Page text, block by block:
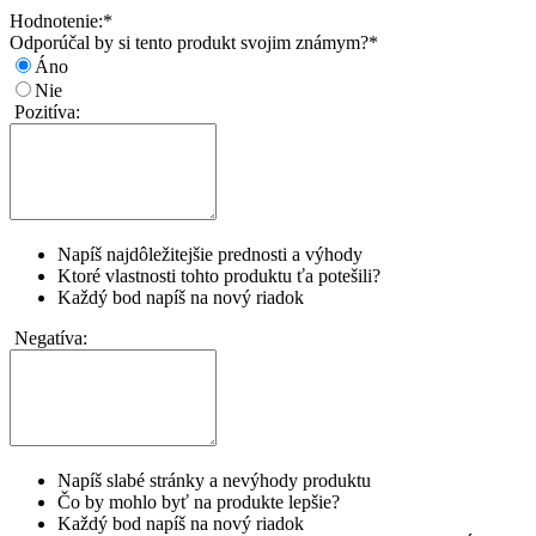
Hodnotenie:*
Odporúčal by si tento produkt svojim známym?*
Áno
Nie
Pozitíva:
Napíš najdôležitejšie prednosti a výhody
Ktoré vlastnosti tohto produktu ťa potešili?
Každý bod napíš na nový riadok
Negatíva:
Napíš slabé stránky a nevýhody produktu
Čo by mohlo byť na produkte lepšie?
Každý bod napíš na nový riadok